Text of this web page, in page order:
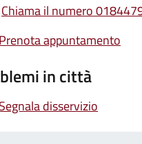
Chiama il numero
Prenota appuntamento
in città
Segnala disservizio